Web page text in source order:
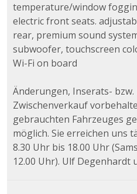
temperature/window
electric front seats.
rear, premium sound
subwoofer, touchscreen
Wi-Fi on board
Änderungen, Inserats-
Zwischenverkauf
gebrauchten Fahrzeuges
möglich. Sie erreichen uns
8.30 Uhr bis 18.00 Uhr
12.00 Uhr). Ulf Degenhardt